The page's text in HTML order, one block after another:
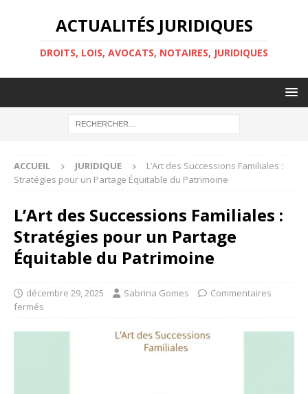
ACTUALITÉS JURIDIQUES
DROITS, LOIS, AVOCATS, NOTAIRES, JURIDIQUES
ACCUEIL JURIDIQUE
L’Art des Successions Familiales :
Stratégies pour un Partage Équitable du Patrimoine
L’Art des Successions Familiales :
Stratégies pour un Partage
Équitable du Patrimoine
décembre 29, 2025 Sabrina Gomes
Commentaires
fermés